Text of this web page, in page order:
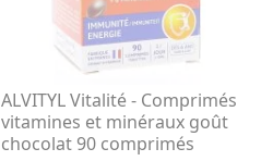
ALVITYL Vitalité - Comprimés
vitamines et minéraux goût
chocolat 90 comprimés